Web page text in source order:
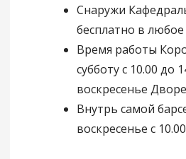
Снаружи
бесплатно в любое
Время работы
субботу с 10.00 до
воскресенье
Внутрь самой
воскресенье с